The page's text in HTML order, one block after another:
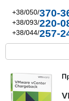
+38/050/370-
+38/093/220-
+38/044/257-